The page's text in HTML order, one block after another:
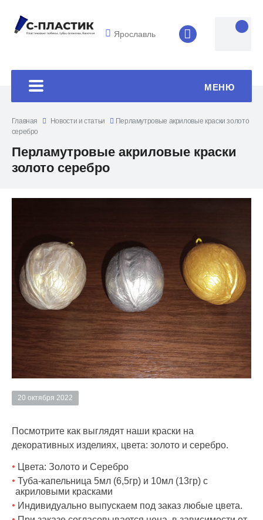
Ярославль 8 (4852) 33-
МЕНЮ
Главная Новости и статьи
Перламутровые акриловые краски золото
серебро
Перламутровые акриловые краски
золото серебро
20 октября 2022
Посмотрите как выглядят наши краски на
декоративных изделиях, цвета: золото и серебро.
Цвета: Золото и Серебро
Туба-капельница 5мл (6,5гр) и 10мл (13гр) с
акриловыми красками
Индивидуально выпускаем под заказ любые цвета.